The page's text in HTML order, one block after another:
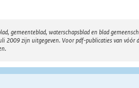
gemeenteblad, waterschapsblad en blad
zijn uitgegeven. Voor pdf-publicaties van